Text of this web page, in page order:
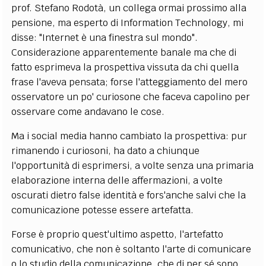
prof. Stefano Rodotà, un collega ormai prossimo alla
pensione, ma esperto di Information Technology, mi
disse: "Internet è una finestra sul mondo".
Considerazione apparentemente banale ma che di
fatto esprimeva la prospettiva vissuta da chi quella
frase l'aveva pensata; forse l'atteggiamento del mero
osservatore un po' curiosone che faceva capolino per
osservare come andavano le cose.
Ma i social media hanno cambiato la prospettiva: pur
rimanendo i curiosoni, ha dato a chiunque
l'opportunità di esprimersi, a volte senza una primaria
elaborazione interna delle affermazioni, a volte
oscurati dietro false identità e fors'anche salvi che la
comunicazione potesse essere artefatta.
Forse è proprio quest'ultimo aspetto, l'artefatto
comunicativo, che non è soltanto l'arte di comunicare